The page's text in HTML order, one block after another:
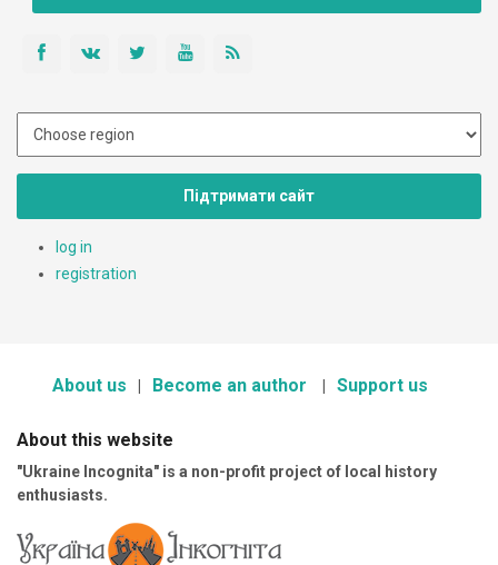
Підтримати сайт
log in
registration
About us Become an author Support us
About this website
"Ukraine Incognita" is a non-profit project of local history
enthusiasts.